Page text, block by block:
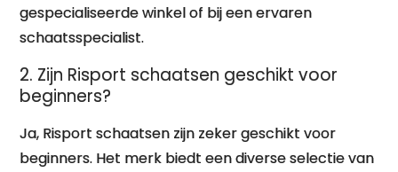
gespecialiseerde winkel of bij een ervaren
schaatsspecialist.
2. Zijn Risport schaatsen geschikt voor
beginners?
Ja, Risport schaatsen zijn zeker geschikt voor
beginners. Het merk biedt een diverse selectie van